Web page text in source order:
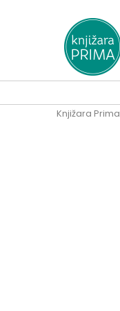
Knjižara Prima